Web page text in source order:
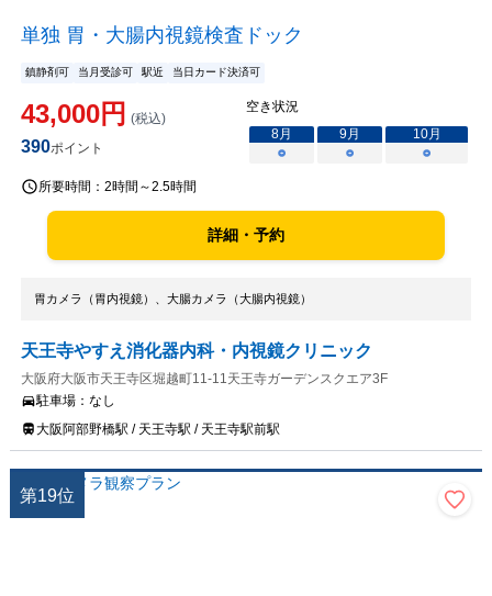
単独 胃・大腸内視鏡検査ドック
鎮静剤可 当月受診可 駅近 当日カード決済可
43,000円 (税込)
390ポイント
空き状況
8月 9月 10月
○
○ ○
所要時間： 2時間～2.5時間
詳細・予約
胃カメラ（胃内視鏡）、大腸カメラ（大腸内視鏡）
天王寺やすえ消化器内科・内視鏡クリニック
大阪府大阪市天王寺区堀越町11-11天王寺ガーデンスクエア3F
駐車場： なし
大阪阿部野橋駅 / 天王寺駅 / 天王寺駅前駅
第19位